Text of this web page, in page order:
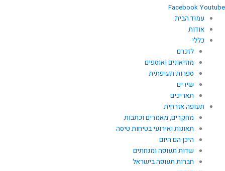
FacebookYoutube
עמוד הבית
אודות
כללי
לזכרם
מוזיאונים ואוספים
ספרות תעופתית
שירים
תאריכים
תעופה אזרחית
מחקרים, מאמרים וכתבות
תאונות ואירועי בטיחות טיסה
היכן הם היום
שדות תעופה ומנחתים
חברות תעופה בישראל